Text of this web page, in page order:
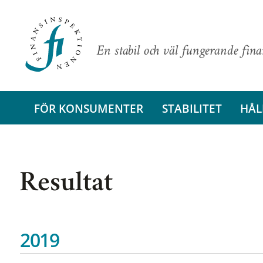
En stabil och väl fungerande
FÖR KONSUMENTER STABILITET
Resultat
2019